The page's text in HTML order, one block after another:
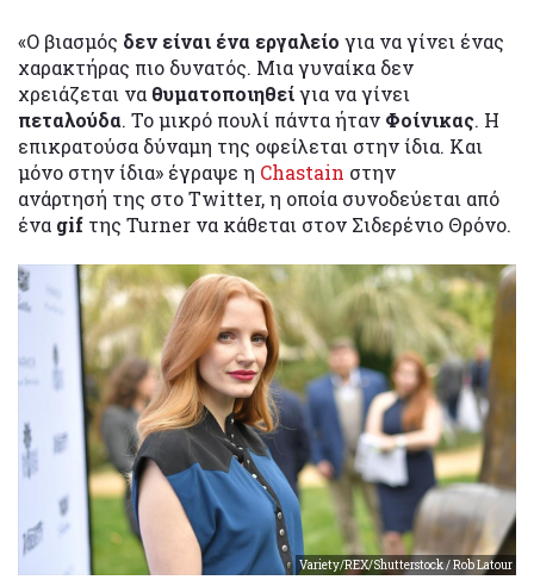
«Ο βιασμός δεν είναι ένα εργαλείο για να γίνει ένας
χαρακτήρας πιο δυνατός. Μια γυναίκα δεν
χρειάζεται να θυματοποιηθείγια να γίνει
πεταλούδα. Το μικρό πουλί πάντα ήταν Φοίνικας. Η
επικρατούσα δύναμη της οφείλεται στην ίδια. Και
μόνο στην ίδια» έγραψε η Chastain στην
ανάρτησή της στο Twitter, η οποία συνοδεύεται από
ένα gif της Turner να κάθεται στον Σιδερένιο Θρόνο.
Variety/REX/Shutterstock / Rob Latour